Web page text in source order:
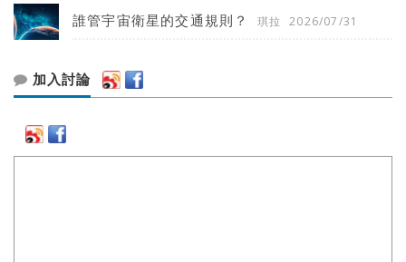
誰管宇宙衛星的交通規則？ 琪拉 2026/07/31
加入討論